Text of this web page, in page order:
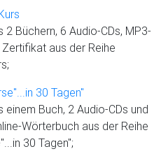
Büchern, 6 Audio-CDs, MP3-
aus der Reihe
30 Tagen"
Buch, 2 Audio-CDs und
Wörterbuch aus der Reihe
30 Tagen";